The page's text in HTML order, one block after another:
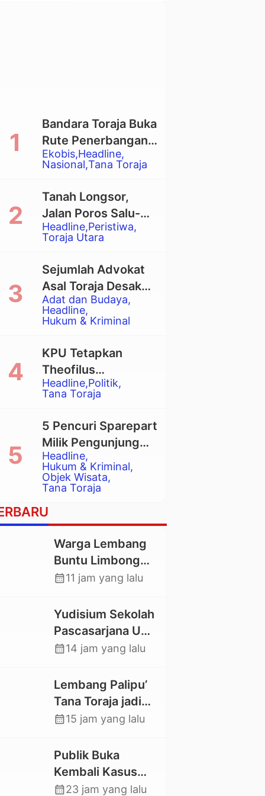
Ekobis Headline
Nasional Tana Toraja
Bandara Toraja Buka
Rute Penerbangan
Langsung Toraja-
Balikpapan
Headline Peristiwa
Toraja Utara
Tanah Longsor,
Jalan Poros Salu-
Dende’ Tertutup
Total
Adat dan Budaya
Headline
Hukum & Kriminal
Sejumlah Advokat
Asal Toraja Desak
Mahkamah Agung
Larang Penggunaan
Eksekusi Rumah
Adat Tongkonan
Headline Politik
Tana Toraja
KPU Tetapkan
Theofilus
Allorerung dan
Zadrak Tombe
sebagai Bupati dan
Wakil Bupati Tana
Toraja Terpilih
Headline
Hukum & Kriminal
Objek Wisata
Tana Toraja
5 Pencuri Sparepart
Milik Pengunjung
Objek Wisata
Pango-Pango
Ditangkap Polisi
Warga Lembang
Buntu Limbong
Gandasil,
Jalan Sepanjang
500 Meter
calendar_month11 jam yang lalu
Yudisium Sekolah
Pascasarjana UKI
Toraja Lahirkan 58
calendar_month14 jam yang lalu
Lembang Palipu’
Tana Toraja jadi
Percontohan
Sejahtera oleh
Kemensos
calendar_month15 jam yang lalu
Publik Buka
Kembali Kasus
Hilangnya Stoner,
calendar_month23 jam yang lalu